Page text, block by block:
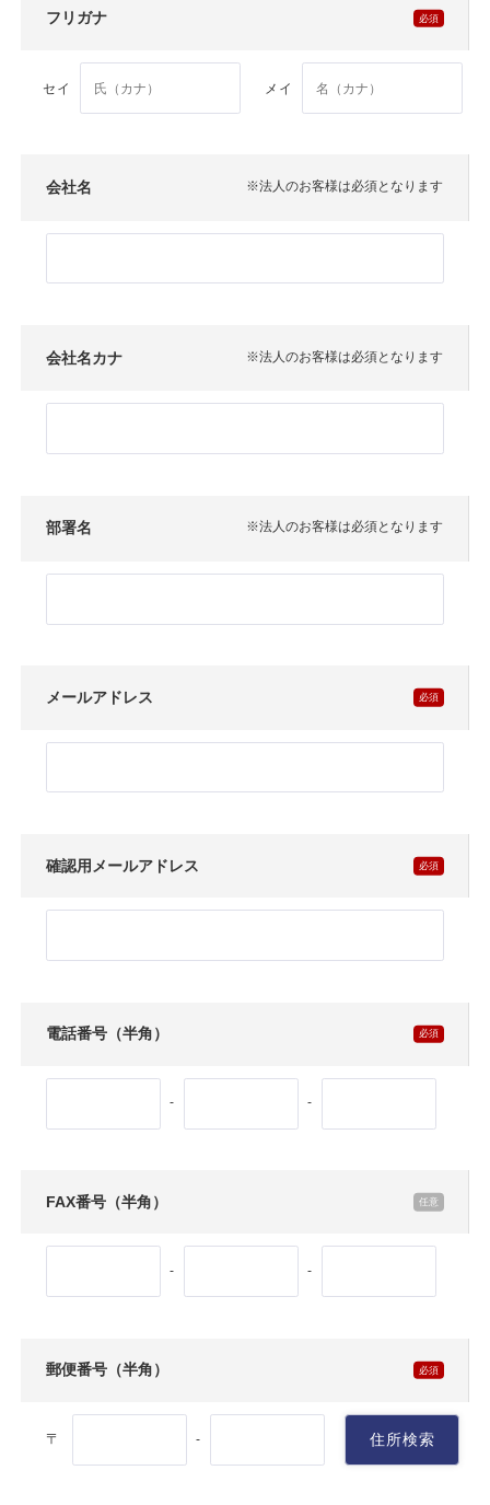
フリガナ
セイ メイ
会社名 ※法人のお客様は必須となります
会社名カナ ※法人のお客様は必須となります
部署名 ※法人のお客様は必須となります
メールアドレス
確認用メールアドレス
電話番号（半角）
- -
FAX番号（半角）
- -
郵便番号（半角）
〒 - 住所検索